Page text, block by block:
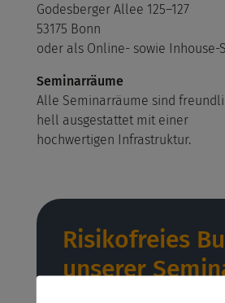
Godesberger Allee 125–127
53175 Bonn
oder als Online- sowie Inhouse-
Seminarräume
Alle Seminarräume sind
hell ausgestattet mit einer
hochwertigen Infrastruktur.
Risikofreies
unserer